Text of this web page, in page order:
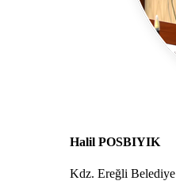
Halil POSBIYIK
Kdz. Ereğli Belediye